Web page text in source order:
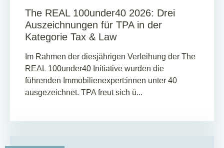
The REAL 100under40 2026: Drei
Auszeichnungen für TPA in der
Kategorie Tax & Law
Im Rahmen der diesjährigen Verleihung der The
REAL 100under40 Initiative wurden die
führenden Immobilienexpert:innen unter 40
ausgezeichnet. TPA freut sich ü...